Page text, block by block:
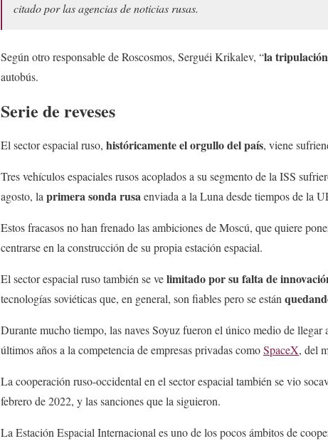
citado por las agencias de noticias rusas.
Según otro responsable de Roscosmos, Serguéi Krikalev, “la
autobús.
Serie de reveses
El sector espacial ruso, históricamente el orgullo del país, viene
Tres vehículos espaciales rusos acoplados a su segmento de la ISS
agosto, la primera sonda rusaenviada a la Luna desde tiempos de la
Estos fracasos no han frenado las ambiciones de Moscú, que quiere
centrarse en la construcción de su propia estación espacial.
El sector espacial ruso también se velimitado por su falta de
tecnologías soviéticas que, en general, son fiables pero se están
Durante mucho tiempo, las naves Soyuz fueron el único medio de llegar
últimos años a la competencia de empresas privadas comoSpaceX, del
La cooperación ruso-occidental en el sector espacial también se vio
febrero de 2022, y las sanciones que la siguieron.
La Estación Espacial Internacional es uno de los pocos ámbitos de